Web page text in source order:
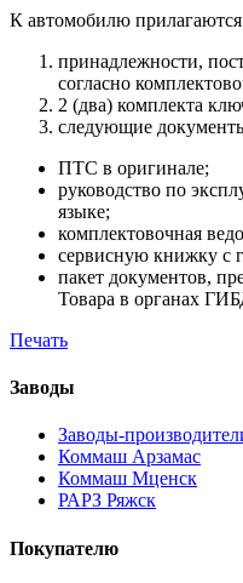
К автомобилю
принадлежности,
согласно
2 (два) комплекта
следующие
ПТС в оригинале;
руководство по
языке;
комплектовочная
сервисную книжку с
пакет документов,
Товара в органах
Печать
Заводы
Заводы-
Коммаш Арзамас
Коммаш Мценск
РАРЗ Ряжск
Покупателю